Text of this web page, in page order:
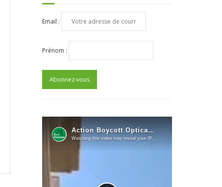
Email :
Prénom :